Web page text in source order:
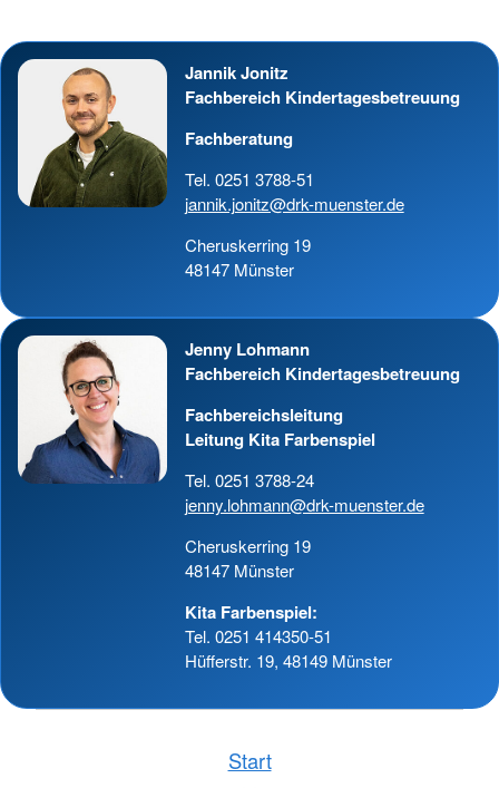
Jannik Jonitz
Fachbereich Kindertagesbetreuung
Fachberatung
Tel. 0251 3788-51
jannik.jonitz@drk-muenster.de
Cheruskerring 19
48147 Münster
Jenny Lohmann
Fachbereich Kindertagesbetreuung
Fachbereichsleitung
Leitung Kita Farbenspiel
Tel. 0251 3788-24
jenny.lohmann@drk-muenster.de
Cheruskerring 19
48147 Münster
Kita Farbenspiel:
Tel. 0251 414350-51
Hüfferstr. 19, 48149 Münster
Start